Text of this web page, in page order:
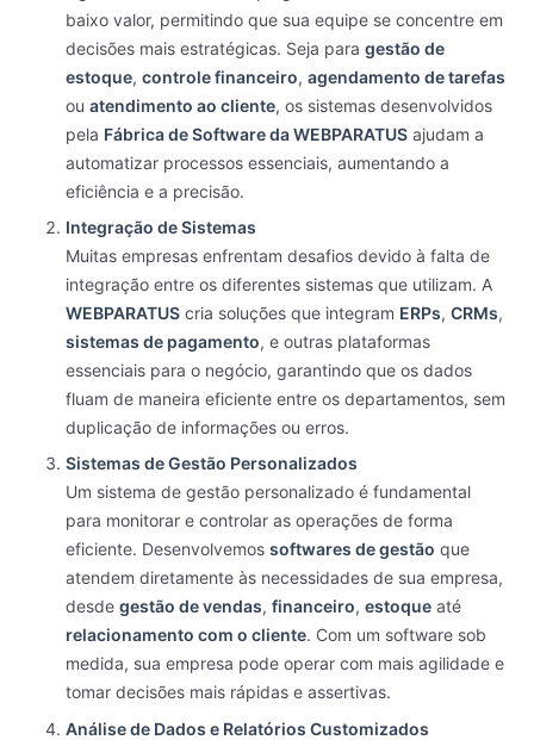
baixo valor, permitindo que sua equipe se concentre em
decisões mais estratégicas. Seja para gestão de
estoque, controle financeiro, agendamento de tarefas
ou atendimento ao cliente, os sistemas desenvolvidos
pela Fábrica de Software da WEBPARATUS ajudam a
automatizar processos essenciais, aumentando a
eficiência e a precisão.
Integração de Sistemas
Muitas empresas enfrentam desafios devido à falta de
integração entre os diferentes sistemas que utilizam. A
WEBPARATUS cria soluções que integram ERPs, CRMs,
sistemas de pagamento, e outras plataformas
essenciais para o negócio, garantindo que os dados
fluam de maneira eficiente entre os departamentos, sem
duplicação de informações ou erros.
Sistemas de Gestão Personalizados
Um sistema de gestão personalizado é fundamental
para monitorar e controlar as operações de forma
eficiente. Desenvolvemos softwares de gestão que
atendem diretamente às necessidades de sua empresa,
desde gestão de vendas, financeiro, estoque até
relacionamento com o cliente. Com um software sob
medida, sua empresa pode operar com mais agilidade e
tomar decisões mais rápidas e assertivas.
Análise de Dados e Relatórios Customizados